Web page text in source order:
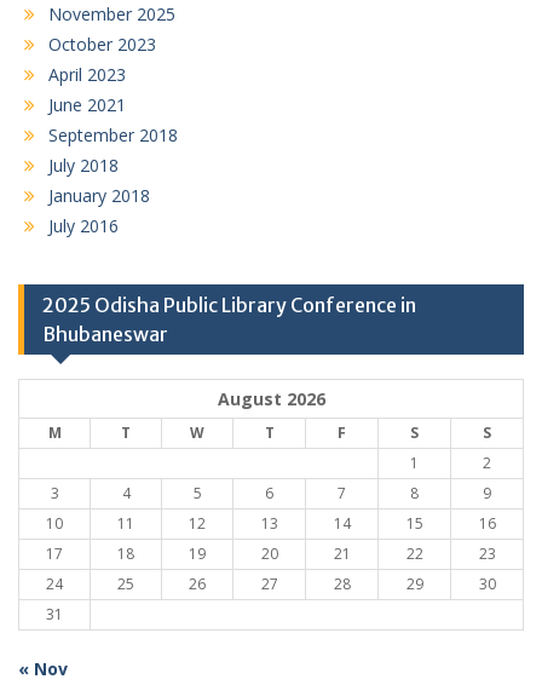
November 2025
October 2023
April 2023
June 2021
September 2018
July 2018
January 2018
July 2016
2025 Odisha Public Library Conference in
Bhubaneswar
August 2026
M T W T F S
S
1
2
3
4 5 6 7 8
9
10
11 12 13 14 15
16
17
18 19 20 21 22
23
24
25 26 27 28 29
30
31
« Nov